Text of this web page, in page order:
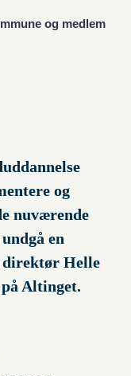
og medlem
og
nuværende
en
direktør Helle
Altinget.